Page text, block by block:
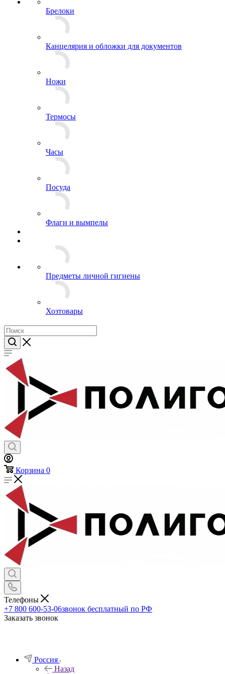
Брелоки
Канцелярия и обложки для документов
Ножи
Термосы
Посуда
Флаги и вымпелы
Предметы личной гигиены
Хозтовары
Корзина